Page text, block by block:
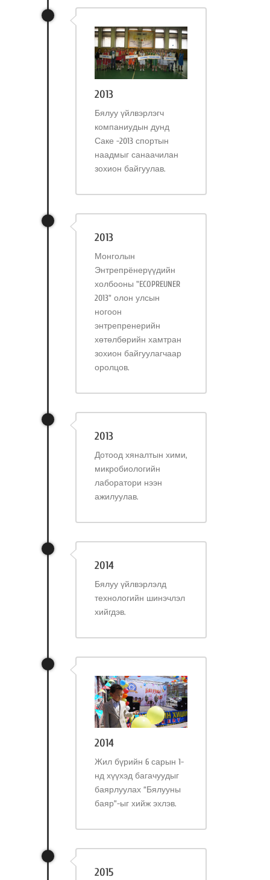
2013
Бялуу үйлвэрлэгч
компаниудын дунд
Саке -2013 спортын
наадмыг санаачилан
зохион байгуулав.
2013
Монголын
Энтрепрёнерүүдийн
холбооны "ECOPREUNER
2013" олон улсын
ногоон
энтрепренерийн
хөтөлбөрийн хамтран
зохион байгуулагчаар
оролцов.
2013
Дотоод хяналтын хими,
микробиологийн
лаборатори нээн
ажилуулав.
2014
Бялуу үйлвэрлэлд
технологийн шинэчлэл
хийгдэв.
2014
Жил бүрийн 6 сарын 1-
нд хүүхэд багачуудыг
баярлуулах “Бялууны
баяр”-ыг хийж эхлэв.
2015